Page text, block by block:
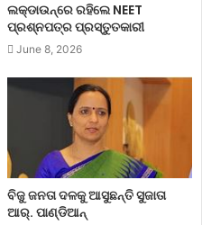
ଲକ୍‌ଡାଉନ୍‌ରେ ରହିଲେ NEET
ପ୍ରଶ୍ନପତ୍ର ପ୍ରସ୍ତୁତକାରୀ
June 8, 2026
ବିଜୁ ଜନତା ଦଳକୁ ଆସୁଛନ୍ତି ସୁଜାତା
ଆର୍‌. ପାଣ୍ଡିଆନ୍